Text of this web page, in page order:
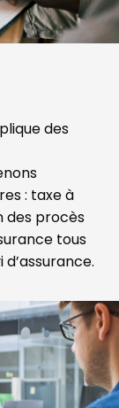
des
: taxe à
des procès
tous